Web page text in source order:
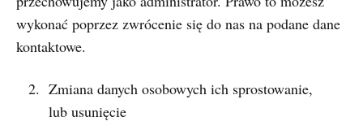
wykonać poprzez zwrócenie się do nas na podane dane
kontaktowe.
Zmiana danych osobowych ich sprostowanie,
lub usunięcie